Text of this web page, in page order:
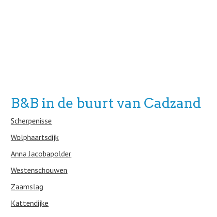
B&B in de buurt van Cadzand
Scherpenisse
Wolphaartsdijk
Anna Jacobapolder
Westenschouwen
Zaamslag
Kattendijke